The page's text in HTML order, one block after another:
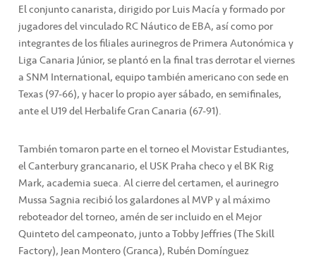
El conjunto canarista, dirigido por Luis Macía y formado por
jugadores del vinculado RC Náutico de EBA, así como por
integrantes de los filiales aurinegros de Primera Autonómica y
Liga Canaria Júnior, se plantó en la final tras derrotar el viernes
a SNM International, equipo también americano con sede en
Texas (97-66), y hacer lo propio ayer sábado, en semifinales,
ante el U19 del Herbalife Gran Canaria (67-91).
También tomaron parte en el torneo el Movistar Estudiantes,
el Canterbury grancanario, el USK Praha checo y el BK Rig
Mark, academia sueca. Al cierre del certamen, el aurinegro
Mussa Sagnia recibió los galardones al MVP y al máximo
reboteador del torneo, amén de ser incluido en el Mejor
Quinteto del campeonato, junto a Tobby Jeffries (The Skill
Factory), Jean Montero (Granca), Rubén Domínguez